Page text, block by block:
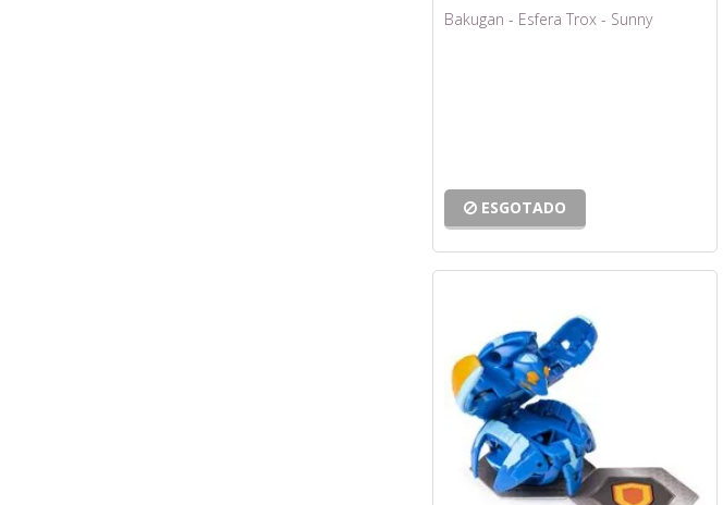
Bakugan - Esfera Trox - Sunny
ESGOTADO